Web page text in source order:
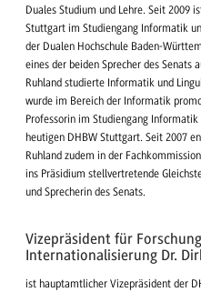
Duales Studium und Lehre. Seit 2009
Stuttgart im Studiengang Informatik
der Dualen Hochschule Baden-
eines der beiden Sprecher des Senats
Ruhland studierte Informatik und
wurde im Bereich der Informatik
Professorin im Studiengang
heutigen DHBW Stuttgart. Seit 2007
Ruhland zudem in der
ins Präsidium stellvertretende
und Sprecherin des Senats.
Vizepräsident für
Internationalisierung Dr.
ist hauptamtlicher Vizepräsident der